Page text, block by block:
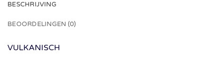
BESCHRIJVING
BEOORDELINGEN (0)
VULKANISCH